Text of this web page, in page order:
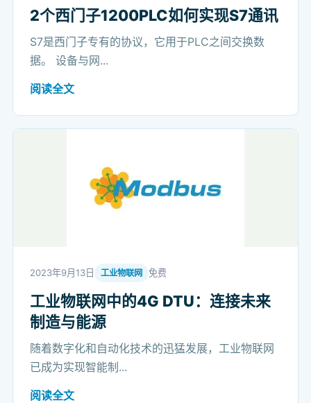
2个西门子1200PLC如何实现S7通讯
S7是西门子专有的协议，它用于PLC之间交换数
据。 设备与网...
阅读全文
2023年9月13日 工业物联网 免费
工业物联网中的4G DTU：连接未来
制造与能源
随着数字化和自动化技术的迅猛发展，工业物联网
已成为实现智能制...
阅读全文